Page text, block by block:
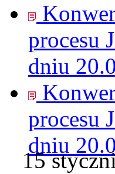
procesu
dniu
procesu
dniu
15